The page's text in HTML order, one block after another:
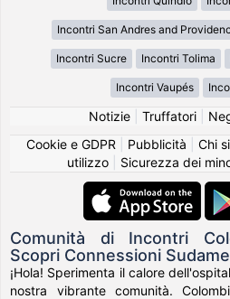
Incontri San Andres and
Incontri Sucre Incontri Tolima
Incontri Vaupés
Notizie| Truffatori|
Cookie e GDPR
Pubblicità Chi
utilizzo| Sicurezza dei
Comunità di Incontri
Scopri Connessioni
¡Hola! Sperimenta il calore
nostra vibrante comunità.